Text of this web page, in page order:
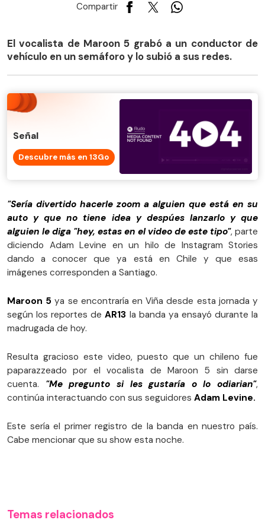
Compartir
El vocalista de Maroon 5 grabó a un conductor de
vehículo en un semáforo y lo subió a sus redes.
Señal
Descubre más en 13Go
"Sería divertido hacerle zoom a alguien que está en su
auto y que no tiene idea y despúes lanzarlo y que
alguien le diga "hey, estas en el video de este tipo", parte
diciendo Adam Levine en un hilo de Instagram Stories
dando a conocer que ya está en Chile y que esas
imágenes corresponden a Santiago.
Maroon 5ya se encontraría en Viña desde esta jornada y
según los reportes de AR13 la banda ya ensayó durante la
madrugada de hoy.
Resulta gracioso este video, puesto que un chileno fue
paparazzeado por el vocalista de Maroon 5 sin darse
cuenta. "Me pregunto si les gustaría o lo odiarian",
continúa interactuando con sus seguidores Adam Levine.
Este sería el primer registro de la banda en nuestro país.
Cabe mencionar que su show esta noche.
Temas relacionados